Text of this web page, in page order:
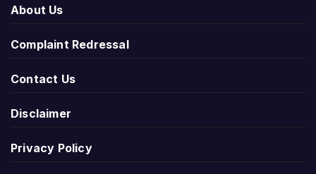
About Us
Complaint Redressal
Contact Us
Disclaimer
Privacy Policy